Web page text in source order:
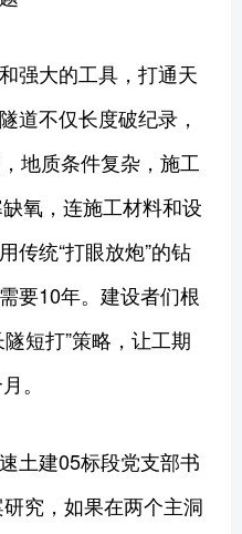
大的工具，打通天
道不仅长度破纪录，
地质条件复杂，施工
氧，连施工材料和设
传统“打眼放炮”的钻
要10年。建设者们根
短打”策略，让工期
。
建05标段党支部书
究，如果在两个主洞